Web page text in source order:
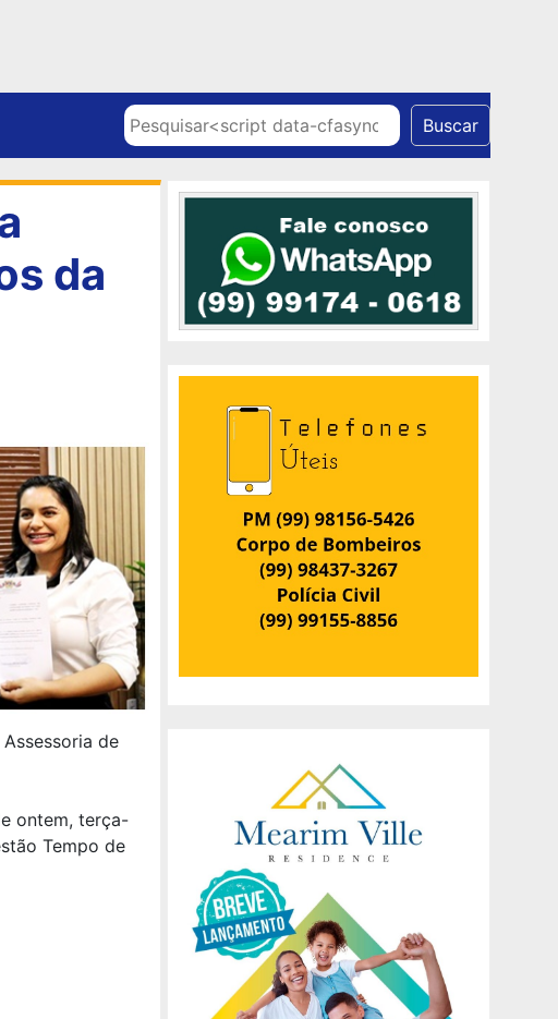
Pesquisar Buscar
da
de
ontem, terça-
Tempo de